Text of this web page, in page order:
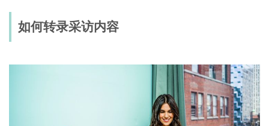
如何转录采访内容